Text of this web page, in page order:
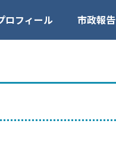
ロフィール 市政報告